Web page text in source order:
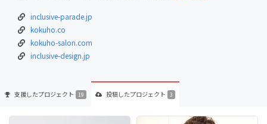
inclusive-parade.jp
kokuho.co
kokuho-salon.com
inclusive-design.jp
支援したプロジェクト 19 投稿したプロジェクト 3